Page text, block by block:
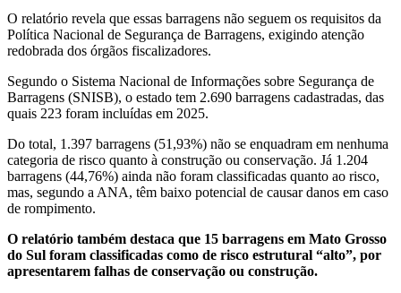
O relatório revela que essas barragens não seguem os requisitos da
Política Nacional de Segurança de Barragens, exigindo atenção
redobrada dos órgãos fiscalizadores.
Segundo o Sistema Nacional de Informações sobre Segurança de
Barragens (SNISB), o estado tem 2.690 barragens cadastradas, das
quais 223 foram incluídas em 2025.
Do total, 1.397 barragens (51,93%) não se enquadram em nenhuma
categoria de risco quanto à construção ou conservação. Já 1.204
barragens (44,76%) ainda não foram classificadas quanto ao risco,
mas, segundo a ANA, têm baixo potencial de causar danos em caso
de rompimento.
O relatório também destaca que 15 barragens em Mato Grosso
do Sul foram classificadas como de risco estrutural “alto”, por
apresentarem falhas de conservação ou construção.